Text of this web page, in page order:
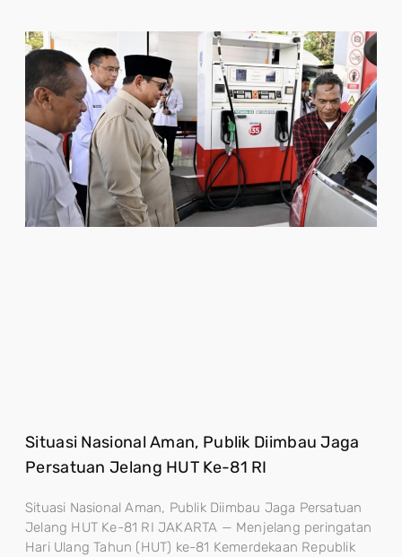
Situasi Nasional Aman, Publik Diimbau Jaga
Persatuan Jelang HUT Ke-81 RI
Situasi Nasional Aman, Publik Diimbau Jaga Persatuan
Jelang HUT Ke-81 RI JAKARTA — Menjelang peringatan
Hari Ulang Tahun (HUT) ke-81 Kemerdekaan Republik